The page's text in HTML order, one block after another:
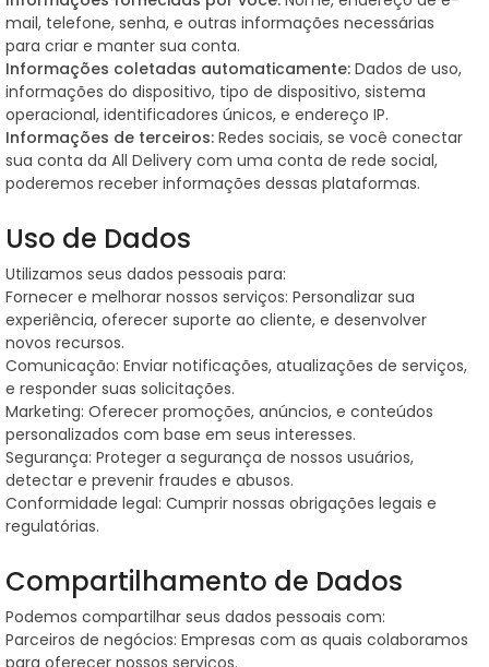
mail, telefone, senha, e outras informações necessárias
para criar e manter sua conta.
Informações coletadas automaticamente: Dados de uso,
informações do dispositivo, tipo de dispositivo, sistema
operacional, identificadores únicos, e endereço IP.
Informações de terceiros: Redes sociais, se você conectar
sua conta da All Delivery com uma conta de rede social,
poderemos receber informações dessas plataformas.
Uso de Dados
Utilizamos seus dados pessoais para:
Fornecer e melhorar nossos serviços: Personalizar sua
experiência, oferecer suporte ao cliente, e desenvolver
novos recursos.
Comunicação: Enviar notificações, atualizações de serviços,
e responder suas solicitações.
Marketing: Oferecer promoções, anúncios, e conteúdos
personalizados com base em seus interesses.
Segurança: Proteger a segurança de nossos usuários,
detectar e prevenir fraudes e abusos.
Conformidade legal: Cumprir nossas obrigações legais e
regulatórias.
Compartilhamento de Dados
Podemos compartilhar seus dados pessoais com:
Parceiros de negócios: Empresas com as quais colaboramos
para oferecer nossos serviços.